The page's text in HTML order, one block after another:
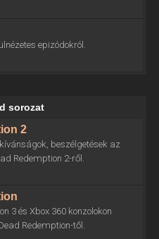
epizódokról.
sorozat
2
beszélgetések az
Redemption 2-ről.
3 és Xbox 360 konzolokon
Redemption-től.